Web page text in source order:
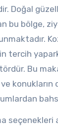
Doğal
bu bölge,
tercih
Bu
konukların
seçenekleri